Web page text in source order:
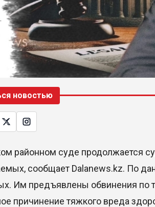
новостью
районном суде продолжается
сообщает Dalanews.kz. По
Им предъявлены обвинения по
причинение тяжкого вреда